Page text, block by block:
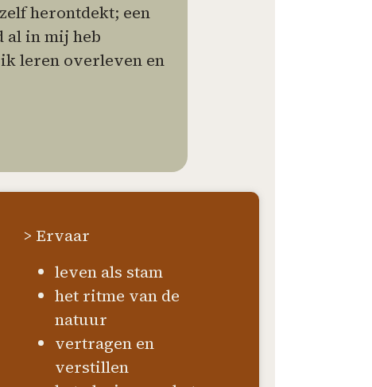
herontdekt; een
al in mij heb
leren overleven en
> Ervaar
leven als stam
het ritme van de
natuur
vertragen en
verstillen